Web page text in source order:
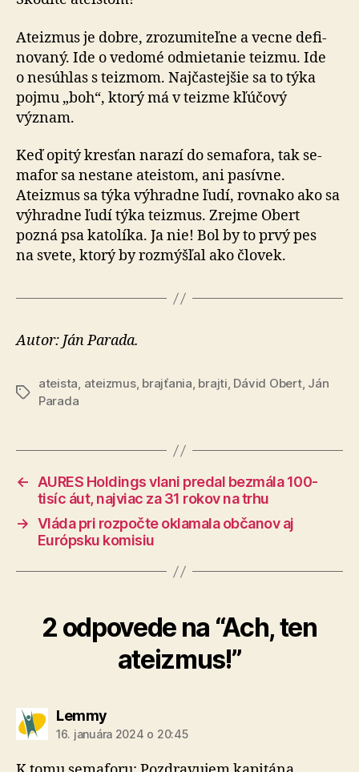
Ateizmus je dobre, zrozumiteľne a vecne de­fi­
no­vaný. Ide o ve­do­mé odmie­ta­nie teizmu. Ide
o ne­sú­hlas s te­izmom. Naj­čas­tej­šie sa to týka
pojmu „boh“, ktorý má v teizme kľú­čový
význam.
Keď opitý kresťan narazí do semafora, tak se­
ma­for sa ne­sta­ne ateistom, ani pa­sív­ne.
Ateizmus sa týka výhradne ľudí, rov­na­ko ako sa
výhradne ľudí týka teizmus. Zrejme Obert
pozná psa katolíka. Ja nie! Bol by to prvý pes
na svete, ktorý by roz­mýš­ľal ako človek.
Autor: Ján Parada.
Značky
ateista, ateizmus, brajťania, brajti, Dávid Obert, Ján
Parada
←
AURES Holdings vlani predal bezmála 100-
tisíc áut, najviac za 31 rokov na trhu
→ Vláda pri rozpočte oklamala občanov aj
Európsku komisiu
2 odpovede na “Ach, ten
ateizmus!”
Lemmyhovorí:
16. januára 2024 o 20:45